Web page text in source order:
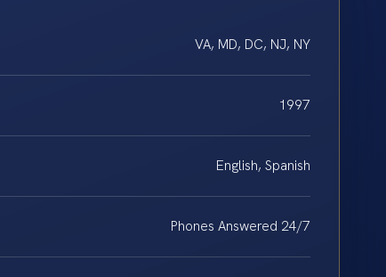
VA, MD, DC, NJ, NY
1997
English, Spanish
Phones Answered 24/7